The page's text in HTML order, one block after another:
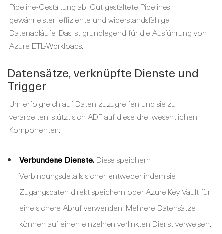
Pipeline-Gestaltung ab. Gut gestaltete Pipelines
gewährleisten effiziente und widerstandsfähige
Datenabläufe. Das ist grundlegend für die Ausführung von
Azure ETL-Workloads.
Datensätze, verknüpfte Dienste und
Trigger
Um erfolgreich auf Daten zuzugreifen und sie zu
verarbeiten, stützt sich ADF auf diese drei wesentlichen
Komponenten:
Verbundene Dienste. Diese speichern
Verbindungsdetails sicher, entweder indem sie
Zugangsdaten direkt speichern oder Azure Key Vault für
eine sichere Abruf verwenden. Mehrere Datensätze
können auf einen einzelnen verlinkten Dienst verweisen.